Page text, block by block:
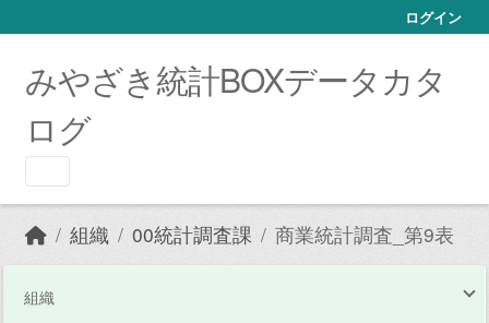
ログイン
みやざき統計BOXデータカタ
ログ
組織 00統計調査課 商業統計調査_第9表
組織